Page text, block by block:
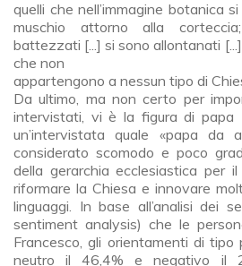
quelli che nell’immagine botanica
muschio attorno alla
battezzati [...] si sono allontanati
che non
appartengono a nessun tipo di
Da ultimo, ma non certo per
intervistati, vi è la figura di papa
un’intervistata quale «papa da
considerato scomodo e poco
della gerarchia ecclesiastica per
riformare la Chiesa e innovare
linguaggi. In base all’analisi dei
sentiment analysis) che le
Francesco, gli orientamenti di
neutro il 46,4% e negativo il